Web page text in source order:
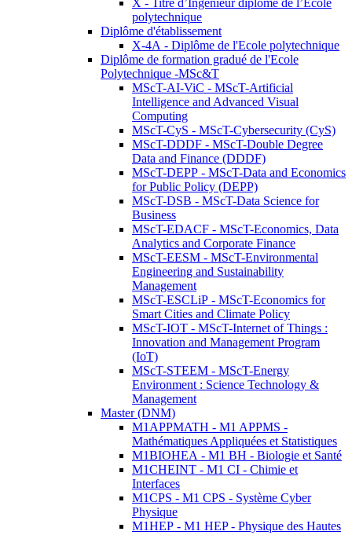
X - Titre d’Ingénieur diplômé de l’École
polytechnique
Diplôme d'établissement
X-4A - Diplôme de l'Ecole polytechnique
Diplôme de formation gradué de l'Ecole
Polytechnique -MSc&T
MScT-AI-ViC - MScT-Artificial
Intelligence and Advanced Visual
Computing
MScT-CyS - MScT-Cybersecurity (CyS)
MScT-DDDF - MScT-Double Degree
Data and Finance (DDDF)
MScT-DEPP - MScT-Data and Economics
for Public Policy (DEPP)
MScT-DSB - MScT-Data Science for
Business
MScT-EDACF - MScT-Economics, Data
Analytics and Corporate Finance
MScT-EESM - MScT-Environmental
Engineering and Sustainability
Management
MScT-ESCLiP - MScT-Economics for
Smart Cities and Climate Policy
MScT-IOT - MScT-Internet of Things :
Innovation and Management Program
(IoT)
MScT-STEEM - MScT-Energy
Environment : Science Technology &
Management
Master (DNM)
M1APPMATH - M1 APPMS -
Mathématiques Appliquées et Statistiques
M1BIOHEA - M1 BH - Biologie et Santé
M1CHEINT - M1 CI - Chimie et
Interfaces
M1CPS - M1 CPS - Système Cyber
Physique
M1HEP - M1 HEP - Physique des Hautes